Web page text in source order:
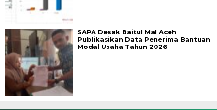
SAPA Desak Baitul Mal Aceh
Publikasikan Data Penerima Bantuan
Modal Usaha Tahun 2026